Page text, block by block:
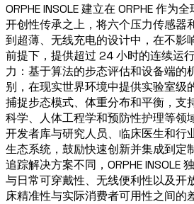
ORPHE INSOLE 建立在 ORPHE 作为
开创性传承之上，将六个压力传感器
到超薄、无线充电的设计中，在不影
前提下，提供超过 24 小时的连续运
力：基于算法的步态评估和设备端的
别，在现实世界环境中提供实验室级
捕捉步态模式、体重分布和平衡，支
科学、人体工程学和预防性护理等领
开发者库与研究人员、临床医生和行
生态系统，鼓励快速创新并集成到定
追踪解决方案不同，ORPHE INSOLE
与日常可穿戴性、无线便利性以及开
床精准性与实际消费者可用性之间的